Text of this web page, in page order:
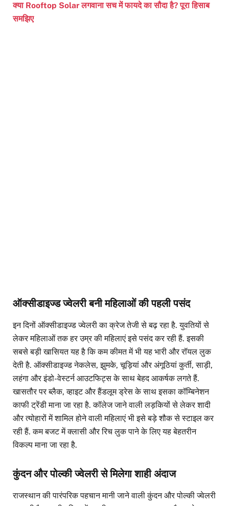
क्या Rooftop Solar लगवाना सच में फायदे का सौदा है? पूरा हिसाब
समझिए
ऑक्सीडाइज्ड ज्वेलरी बनी महिलाओं की पहली पसंद
इन दिनों ऑक्सीडाइज्ड ज्वेलरी का क्रेज तेजी से बढ़ रहा है. युवतियों से
लेकर महिलाओं तक हर उम्र की महिलाएं इसे पसंद कर रही हैं. इसकी
सबसे बड़ी खासियत यह है कि कम कीमत में भी यह भारी और रॉयल लुक
देती है. ऑक्सीडाइज्ड नेकलेस, झुमके, चूड़ियां और अंगूठियां कुर्ती, साड़ी,
लहंगा और इंडो-वेस्टर्न आउटफिट्स के साथ बेहद आकर्षक लगते हैं.
खासतौर पर ब्लैक, व्हाइट और हैंडलूम ड्रेस के साथ इसका कॉम्बिनेशन
काफी ट्रेंडी माना जा रहा है. कॉलेज जाने वाली लड़कियों से लेकर शादी
और त्योहारों में शामिल होने वाली महिलाएं भी इसे बड़े शौक से स्टाइल कर
रही हैं. कम बजट में क्लासी और रिच लुक पाने के लिए यह बेहतरीन
विकल्प माना जा रहा है.
कुंदन और पोल्की ज्वेलरी से मिलेगा शाही अंदाज
राजस्थान की पारंपरिक पहचान मानी जाने वाली कुंदन और पोल्की ज्वेलरी